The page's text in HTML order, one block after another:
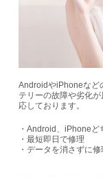
AndroidやiPhoneなど
テリーの故障や劣化
応しております。
・Android、iPhoneど
・最短即日で修理
・データを消さずに修